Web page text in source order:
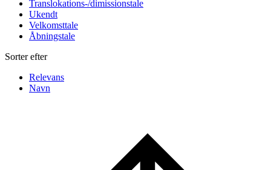
Translokations-/dimissionstale
Ukendt
Velkomsttale
Åbningstale
Sorter efter
Relevans
Navn